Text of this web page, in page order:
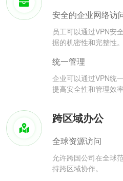
安全的企业网络访
员工可以通过VPN安
据的机密性和完整性。
统一管理
企业可以通过VPN统
提高安全性和管理效率
跨区域办公
全球资源访问
允许跨国公司在全球
持跨区域协作。